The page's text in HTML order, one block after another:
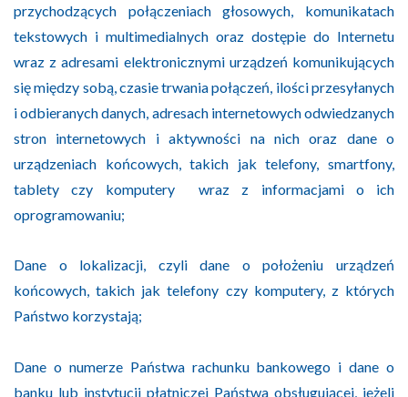
przychodzących połączeniach głosowych, komunikatach
tekstowych i multimedialnych oraz dostępie do Internetu
wraz z adresami elektronicznymi urządzeń komunikujących
się między sobą, czasie trwania połączeń, ilości przesyłanych
i odbieranych danych, adresach internetowych odwiedzanych
stron internetowych i aktywności na nich oraz dane o
urządzeniach końcowych, takich jak telefony, smartfony,
tablety czy komputery wraz z informacjami o ich
oprogramowaniu;
Dane o lokalizacji, czyli dane o położeniu urządzeń
końcowych, takich jak telefony czy komputery, z których
Państwo korzystają;
Dane o numerze Państwa rachunku bankowego i dane o
banku lub instytucji płatniczej Państwa obsługującej, jeżeli